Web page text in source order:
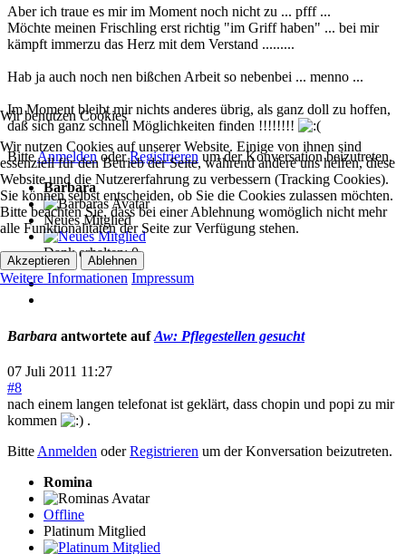
Aber ich traue es mir im Moment noch nicht zu ... pfff ...
Möchte meinen Frischling erst richtig "im Griff haben" ... bei mir
kämpft immerzu das Herz mit dem Verstand .........
Hab ja auch noch nen bißchen Arbeit so nebenbei ... menno ...
Im Moment bleibt mir nichts anderes übrig, als ganz doll zu hoffen,
daß sich ganz schnell Möglichkeiten finden !!!!!!!!
BitteAnmeldenoderRegistrierenum der Konversation beizutreten.
Barbara
Neues Mitglied
Dank erhalten: 0
Barbara antwortete aufAw: Pflegestellen gesucht
07 Juli 2011 11:27
#8
nach einem langen telefonat ist geklärt, dass chopin und popi zu mir
kommen
.
Bitte Anmelden oderRegistrieren um der Konversation beizutreten.
Romina
Offline
Platinum Mitglied
Wir benutzen Cookies
Wir nutzen Cookies auf unserer Website. Einige von ihnen sind
essenziell für den Betrieb der Seite, während andere uns helfen, diese
Website und die Nutzererfahrung zu verbessern (Tracking Cookies).
Sie können selbst entscheiden, ob Sie die Cookies zulassen möchten.
Bitte beachten Sie, dass bei einer Ablehnung womöglich nicht mehr
alle Funktionalitäten der Seite zur Verfügung stehen.
Akzeptieren Ablehnen
Weitere Informationen Impressum